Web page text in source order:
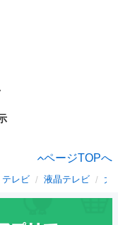
ページTOPへ
テレビ 液晶テレビ 大